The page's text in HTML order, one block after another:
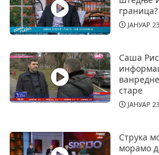
граница?
ЈАНУАР
Саша
старе
ЈАНУАР
Струка
морамо